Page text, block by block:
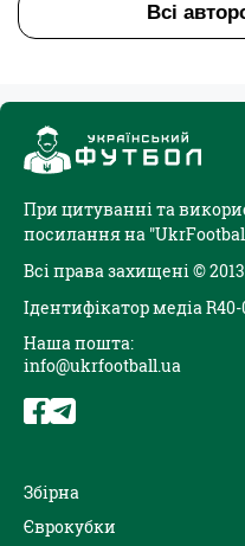
Всі
При цитуванні та
посилання на
Всі права захищені ©
Ідентифікатор медіа R40-
Наша пошта:
info@ukrfootball.ua
Збірна
Єврокубки